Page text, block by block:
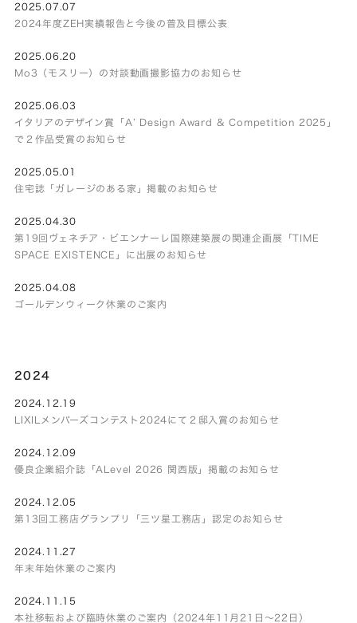
2025.07.07
2024年度ZEH実績報告と今後の普及目標公表
2025.06.20
Mo3（モスリー）の対談動画撮影協力のお知らせ
2025.06.03
イタリアのデザイン賞「A’ Design Award & Competition 2025」
で２作品受賞のお知らせ
2025.05.01
住宅誌「ガレージのある家」掲載のお知らせ
2025.04.30
第19回ヴェネチア・ビエンナーレ国際建築展の関連企画展「TIME
SPACE EXISTENCE」に出展のお知らせ
2025.04.08
ゴールデンウィーク休業のご案内
2024
2024.12.19
LIXILメンバーズコンテスト2024にて２邸入賞のお知らせ
2024.12.09
優良企業紹介誌「ALevel 2026 関西版」掲載のお知らせ
2024.12.05
第13回工務店グランプリ「三ツ星工務店」認定のお知らせ
2024.11.27
年末年始休業のご案内
2024.11.15
本社移転および臨時休業のご案内（2024年11月21日～22日）